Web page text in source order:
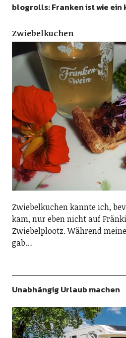
blogrolls: Franken ist wie ein
Zwiebelkuchen
Zwiebelkuchen kannte ich,
kam, nur eben nicht auf
Zwiebelplootz. Während
gab…
Unabhängig Urlaub machen